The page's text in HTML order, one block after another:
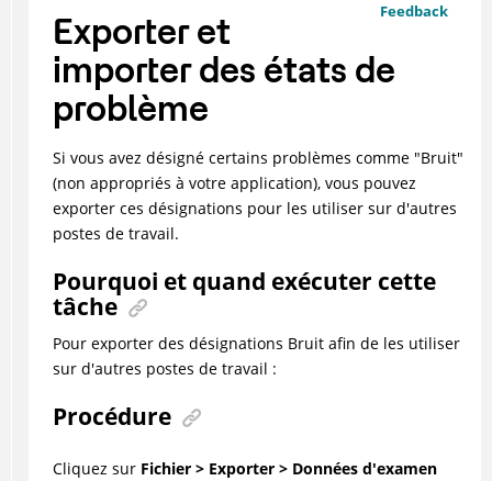
Feedback
Exporter et
importer des états de
problème
Si vous avez désigné certains problèmes comme "Bruit"
(non appropriés à votre application), vous pouvez
exporter ces désignations pour les utiliser sur d'autres
postes de travail.
Pourquoi et quand exécuter cette
tâche
Pour exporter des désignations Bruit afin de les utiliser
sur d'autres postes de travail :
Procédure
Cliquez sur Fichier > Exporter > Données d'examen